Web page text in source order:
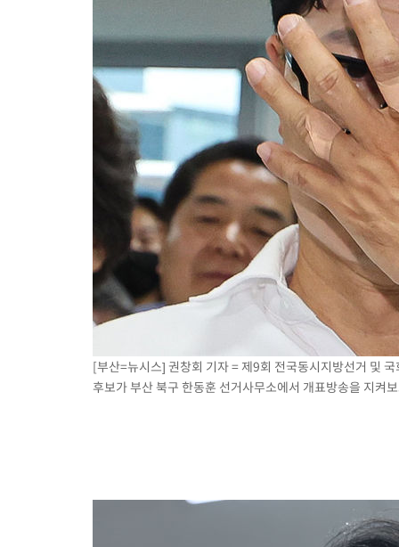
[부산=뉴시스] 권창회 기자 = 제9회 전국동시지방선거 및
후보가 부산 북구 한동훈 선거사무소에서 개표방송을 지